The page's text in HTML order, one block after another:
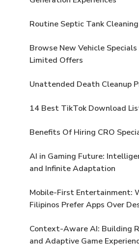
Routine Septic Tank
Browse New Vehicle
Limited Offers
Unattended Death Cleanup
14 Best TikTok Download
Benefits Of Hiring CRO
AI in Gaming Future:
and Infinite Adaptation
Mobile-First Entertainment:
Filipinos Prefer Apps Over
Context-Aware AI: Building
and Adaptive Game